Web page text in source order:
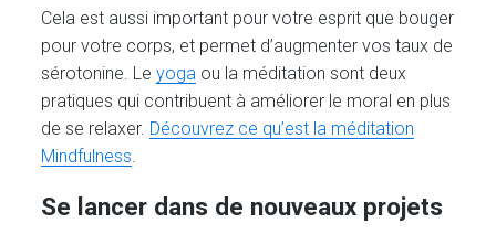
Cela est aussi important pour votre esprit que bouger
pour votre corps, et permet d’augmenter vos taux de
sérotonine. Leyoga ou la méditation sont deux
pratiques qui contribuent à améliorer le moral en plus
de se relaxer. Découvrez ce qu’est la méditation
Mindfulness.
Se lancer dans de nouveaux projets